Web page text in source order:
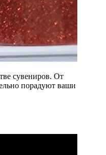
сувениров. От
порадуют ваши